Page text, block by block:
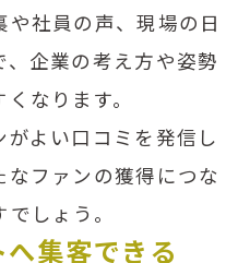
や社員の声、現場の日
企業の考え方や姿勢
なります。
よい口コミを発信し
ファンの獲得につな
しょう。
集客できる